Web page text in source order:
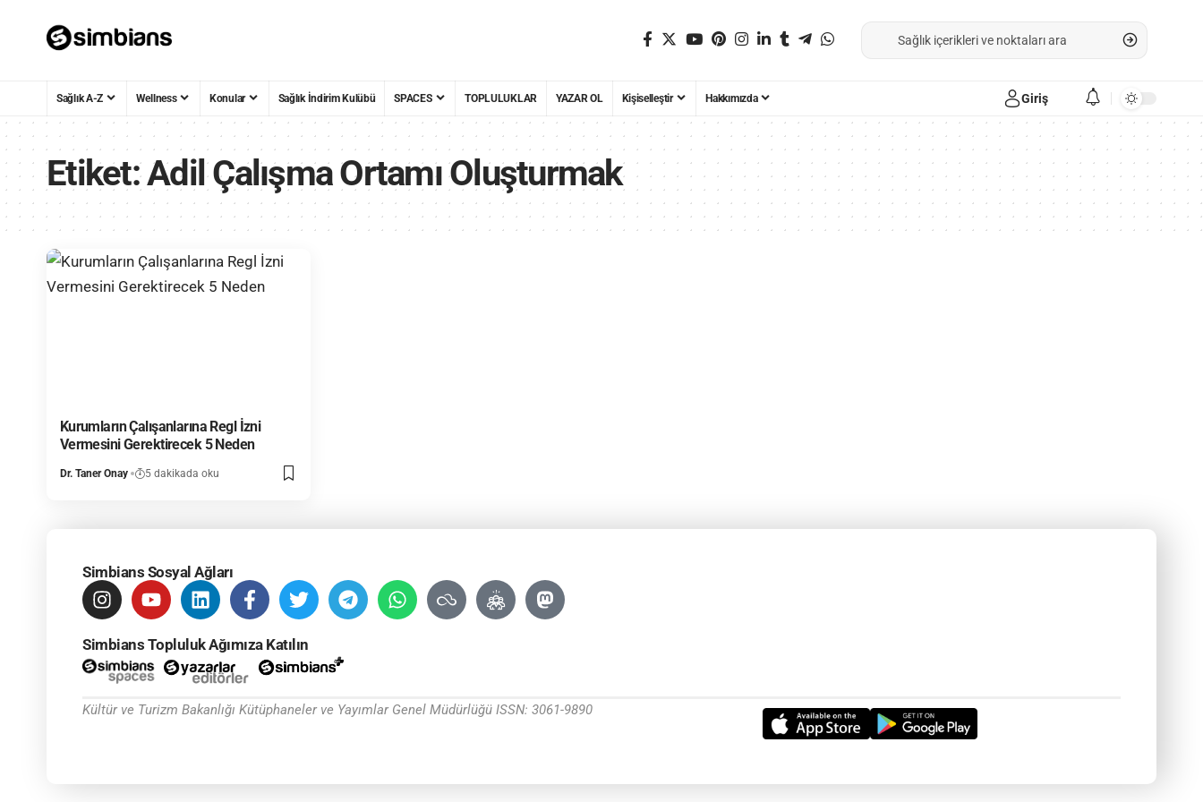
Sağlık A-Z Wellness Konular Sağlık İndirim Kulübü SPACES TOPLULUKLAR YAZAR OL Kişiselleştir Hakkımızda Giriş
Etiket:Adil Çalışma Ortamı Oluşturmak
Kurumların Çalışanlarına Regl İzni
Vermesini Gerektirecek 5 Neden
Dr. Taner Onay 5 dakikada oku
Simbians Sosyal Ağları
Simbians Topluluk Ağımıza Katılın
Kültür ve Turizm Bakanlığı Kütüphaneler ve Yayımlar Genel Müdürlüğü ISSN: 3061-9890